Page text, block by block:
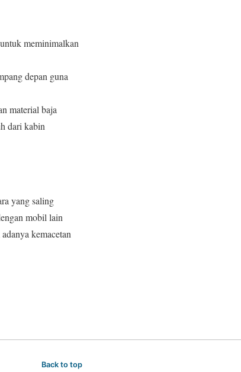
meminimalkan
depan guna
material baja
dari kabin
yang saling
mobil lain
kemacetan
Back to top